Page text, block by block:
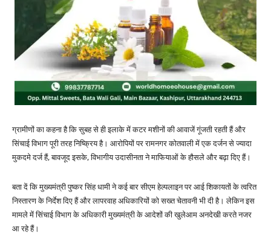
ग्रामीणों का कहना है कि सुबह से ही इलाके में कटर मशीनों की आवाजें गूंजती रहती हैं और
सिंचाई विभाग पूरी तरह निष्क्रिय है। आरोपियों पर रामनगर कोतवाली में एक दर्जन से ज्यादा
मुकदमे दर्ज हैं, बावजूद इसके, विभागीय उदासीनता ने माफियाओं के हौसले और बढ़ा दिए हैं।
बता दें कि मुख्यमंत्री पुष्कर सिंह धामी ने कई बार सीएम हेल्पलाइन पर आई शिकायतों के त्वरित
निस्तारण के निर्देश दिए हैं और लापरवाह अधिकारियों को सख्त चेतावनी भी दी है। लेकिन इस
मामले में सिंचाई विभाग के अधिकारी मुख्यमंत्री के आदेशों की खुलेआम अनदेखी करते नजर
आ रहे हैं।